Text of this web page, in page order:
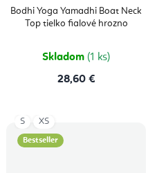
Bodhi Yoga Yamadhi Boat Neck
Top tielko fialové hrozno
Skladom (1 ks)
28,60 €
Bestseller
S XS